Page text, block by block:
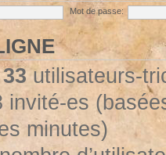
Mot de passe:
33utilisateurs-
invité-es
minutes)